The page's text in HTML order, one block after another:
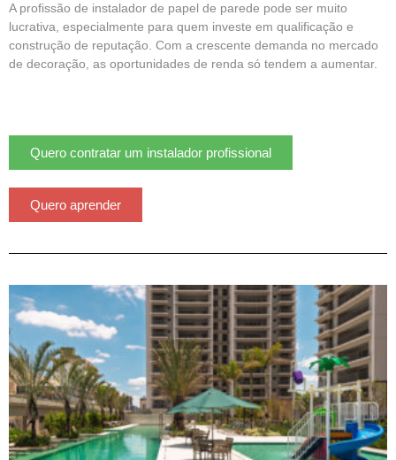
A profissão de instalador de papel de parede pode ser muito
lucrativa, especialmente para quem investe em qualificação e
construção de reputação. Com a crescente demanda no mercado
de decoração, as oportunidades de renda só tendem a aumentar.
Quero contratar um instalador profissional
Quero aprender